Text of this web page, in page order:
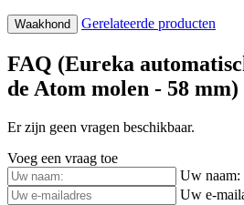
Waakhond Gerelateerde producten
FAQ (Eureka
de Atom molen - 58 mm)
Er zijn geen vragen beschikbaar.
Voeg een vraag toe
Uw naam:
Uw e-